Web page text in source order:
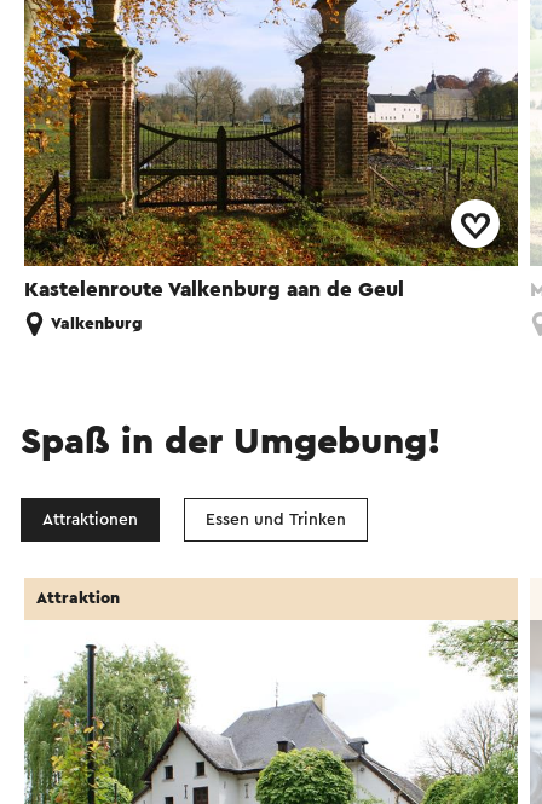
Kastelenroute Valkenburg aan de Geul
Valkenburg
Spaß in der Umgebung!
Attraktionen Essen und Trinken
Attraktion